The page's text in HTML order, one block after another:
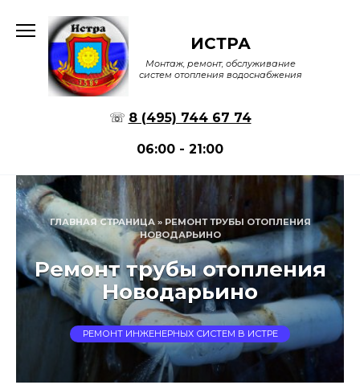
содержанию
ИСТРА
Монтаж, ремонт, обслуживание
систем отопления водоснабжения
☏ 8 (495) 744 67 74
06:00 - 21:00
ГЛАВНАЯ СТРАНИЦА» РЕМОНТ ТРУБЫ ОТОПЛЕНИЯ
НОВОДАРЬИНО
Ремонт трубы отопления
Новодарьино
РЕМОНТ ИНЖЕНЕРНЫХ СИСТЕМ В ИСТРЕ